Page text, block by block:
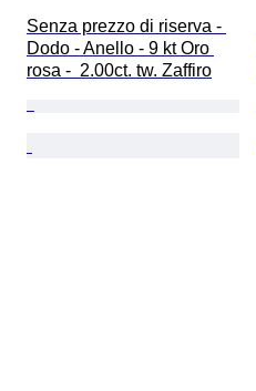
Senza prezzo di riserva -
Dodo - Anello - 9 kt Oro
rosa -  2.00ct. tw. Zaffiro